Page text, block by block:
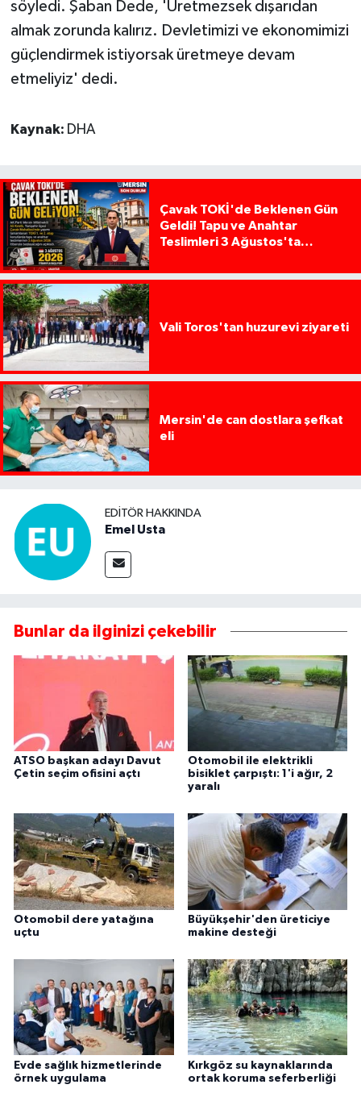
söyledi. Şaban Dede, 'Üretmezsek dışarıdan
almak zorunda kalırız. Devletimizi ve ekonomimizi
güçlendirmek istiyorsak üretmeye devam
etmeliyiz' dedi.
Kaynak: DHA
Çavak TOKİ'de Beklenen Gün
Geldi! Tapu ve Anahtar
Teslimleri 3 Ağustos'ta
Vali Toros'tan huzurevi ziyareti
Mersin'de can dostlara şefkat
eli
EDITÖR HAKKINDA
Emel Usta
Bunlar da ilginizi çekebilir
ATSO başkan adayı Davut
Çetin seçim ofisini açtı
Otomobil ile elektrikli
bisiklet çarpıştı: 1'i ağır, 2
yaralı
Otomobil dere yatağına
uçtu
Büyükşehir'den üreticiye
makine desteği
Evde sağlık hizmetlerinde
örnek uygulama
Kırkgöz su kaynaklarında
ortak koruma seferberliği